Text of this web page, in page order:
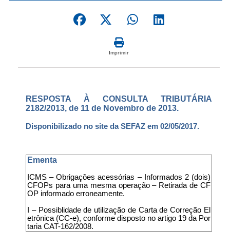
Imprimir
RESPOSTA À CONSULTA TRIBUTÁRIA
2182/2013, de 11 de Novembro de 2013.
Disponibilizado no site da SEFAZ em 02/05/2017.
Ementa
ICMS – Obrigações acessórias – Informados 2 (dois)
CFOPs para uma mesma operação – Retirada de CF
OP informado erroneamente.
I – Possiblidade de utilização de Carta de Correção El
etrônica (CC-e), conforme disposto no artigo 19 da Por
taria CAT-162/2008.